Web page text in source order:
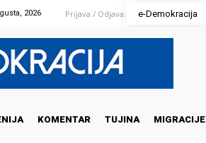
2026 Prijava / Odjava e-Demokracija
KOMENTAR TUJINA MIGRACIJE